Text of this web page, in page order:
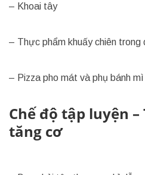
– Khoai tây
– Thực phẩm khuấy chiên trong
– Pizza pho mát và phụ bánh
Chế độ tập luyện
tăng cơ